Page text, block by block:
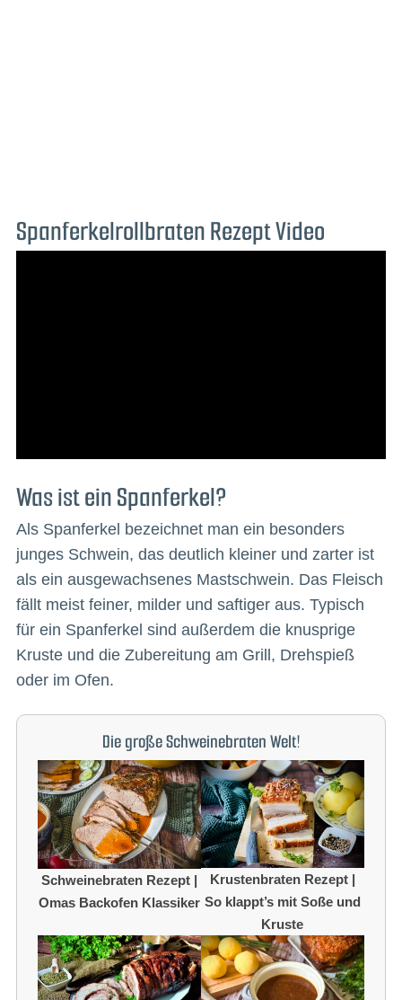
Spanferkelrollbraten Rezept Video
Was ist ein Spanferkel?
Als Spanferkel bezeichnet man ein besonders
junges Schwein, das deutlich kleiner und zarter ist
als ein ausgewachsenes Mastschwein. Das Fleisch
fällt meist feiner, milder und saftiger aus. Typisch
für ein Spanferkel sind außerdem die knusprige
Kruste und die Zubereitung am Grill, Drehspieß
oder im Ofen.
Die große Schweinebraten Welt!
Schweinebraten Rezept |
Omas Backofen Klassiker
Krustenbraten Rezept |
So klappt’s mit Soße und
Kruste